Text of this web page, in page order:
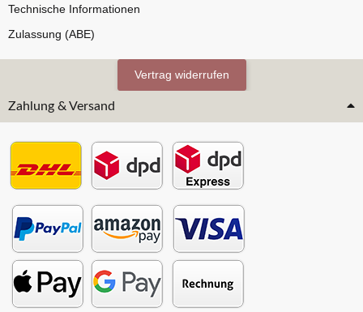
Technische Informationen
Zulassung (ABE)
Vertrag widerrufen
Zahlung & Versand